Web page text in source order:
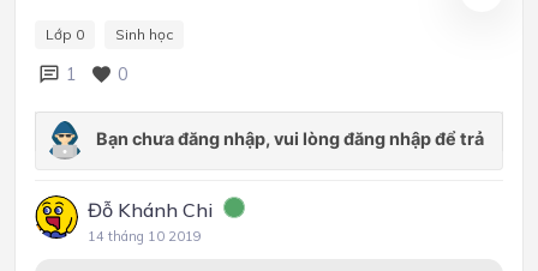
Lớp 0 Sinh học
1 0
Đỗ Khánh Chi
14 tháng 10 2019